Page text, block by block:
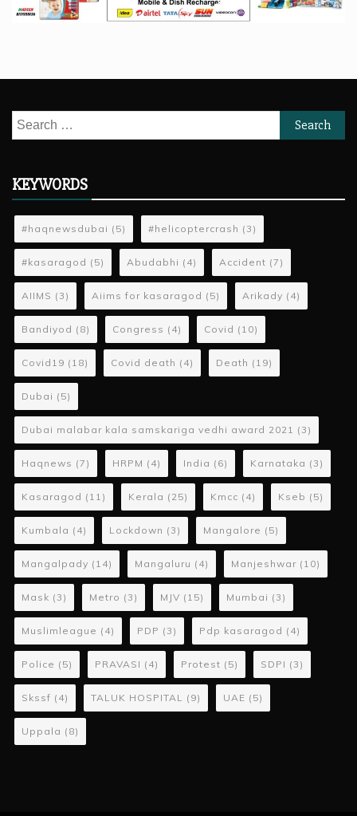
Search
for:
KEYWORDS
#haqnewsdubai (5) #helicoptercrash (3)
#kasaragod (5) Abudabhi (4) Accident (7)
AIIMS (3) Aiims for kasaragod (5) Arikady (4)
Bandiyod (8) Congress (4) Covid (10)
Covid19 (18) Covid death (4) Death (19)
Dubai (5)
Dubai malabar kala samskariga vedhi award 2021 (3)
Haqnews (7) HRPM (4) India (6) Karnataka (3)
Kasaragod (11) Kerala (25) Kmcc (4) Kseb (5)
Kumbala (4) Lockdown (3) Mangalore (5)
Mangalpady (14) Mangaluru (4) Manjeshwar (10)
Mask (3) Metro (3) MJV (15) Mumbai (3)
Muslimleague (4) PDP (3) Pdp kasaragod (4)
Police (5) PRAVASI (4) Protest (5) SDPI (3)
Skssf (4) TALUK HOSPITAL (9) UAE (5)
Uppala (8)